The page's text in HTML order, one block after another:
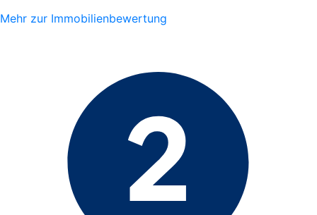
Mehr zur Immobilienbewertung